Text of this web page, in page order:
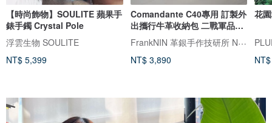
【時尚飾物】SOULITE 蘋果手
錶手鐲 Crystal Pole
浮雲生物 SOULITE
NT$ 5,399
Comandante C40專用 訂製外
出攜行牛革收納包 二戰軍品風
格 黑色
FrankNIN 革銀手作技研所 NEROSILVER 墨銀藝工
NT$ 3,890
花